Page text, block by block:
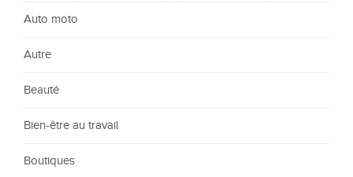
Auto moto
Autre
Beauté
Bien-être au travail
Boutiques